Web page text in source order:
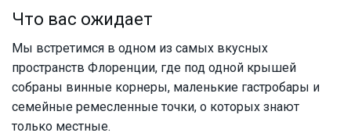
Что вас ожидает
Мы встретимся в одном из самых вкусных
пространств Флоренции, где под одной крышей
собраны винные корнеры, маленькие гастробары и
семейные ремесленные точки, о которых знают
только местные.